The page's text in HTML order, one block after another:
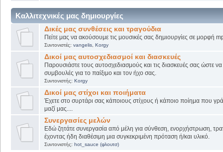
Καλλιτεχνικές μας δημιουργίες
Δικές μας συνθέσεις και τραγούδια
Πείτε μας να ακούσουμε τις μουσικές σας δημιουργίες σε μορφή
Συντονιστές: vangelis, Korgy
Δικοί μας αυτοσχεδιασμοί και διασκευές
Παρουσιάστε τους αυτοσχεδιασμούς και τις διασκευές σας ώστε να
συμβουλές για το παίξιμο και τον ήχο σας.
Συντονιστής: Korgy
Δικοί μας στίχοι και ποιήματα
Έχετε στο συρτάρι σας κάποιους στίχους ή κάποιο ποίημα που
μαζί μας....
Συνεργασίες μελών
Εδώ ζητάτε συνεργασία από μέλη για σύνθεση, ενορχήστρωση,
έχοντας ήδη διαθέσιμη μια συγκεκριμένη πρόταση ή/και υλικό.
Συντονιστής: hot_sauce (φλουτσ)